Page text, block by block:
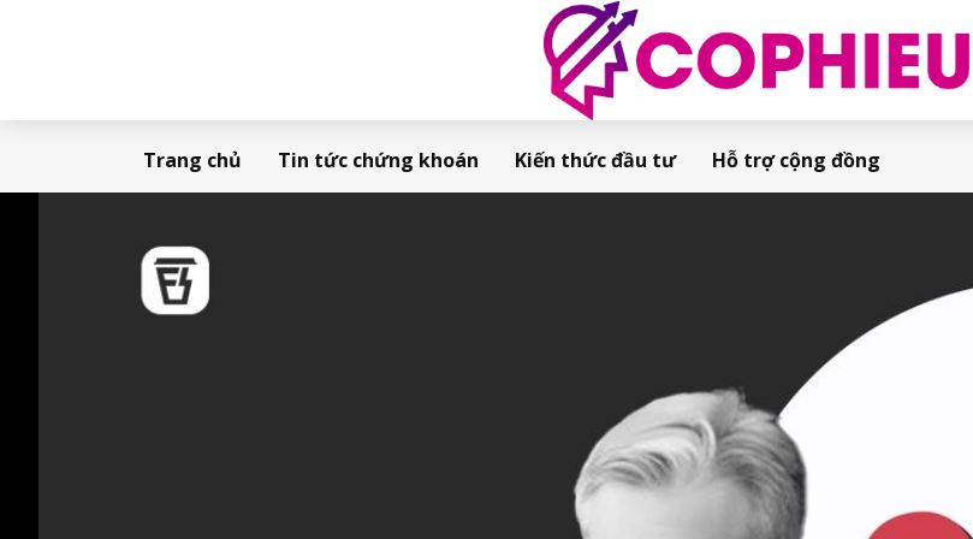
Trang chủ Tin tức chứng khoán Kiến thức đầu tư Hỗ trợ cộng đồng